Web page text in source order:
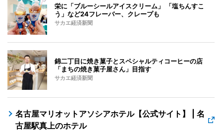
栄に「ブルーシールアイスクリーム」 「塩ちんすこ
う」など24フレーバー、クレープも
サカエ経済新聞
錦二丁目に焼き菓子とスペシャルティコーヒーの店
「まちの焼き菓子屋さん」目指す
サカエ経済新聞
名古屋マリオットアソシアホテル【公式サイト】 | 名
古屋駅真上のホテル